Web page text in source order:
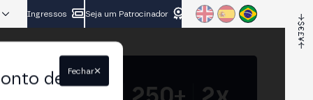
Ingressos Seja um Patrocinador
de
Fechar